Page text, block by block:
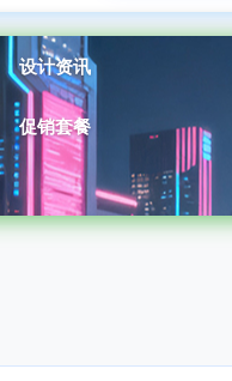
设计资讯
促销套餐